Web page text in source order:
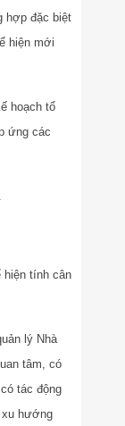
hợp đặc biệt
hiện mới
hoạch tổ
ứng các
tính cân
lý Nhà
tâm, có
tác động
hướng